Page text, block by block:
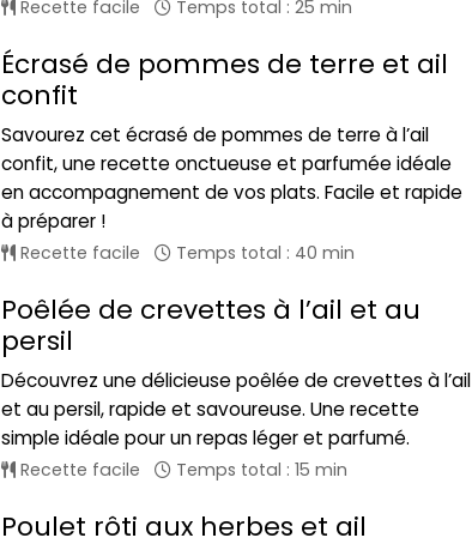
Recette facile Temps total : 25 min
Écrasé de pommes de terre et ail
confit
Savourez cet écrasé de pommes de terre à l’ail
confit, une recette onctueuse et parfumée idéale
en accompagnement de vos plats. Facile et rapide
à préparer !
Recette facile Temps total : 40 min
Poêlée de crevettes à l’ail et au
persil
Découvrez une délicieuse poêlée de crevettes à l’ail
et au persil, rapide et savoureuse. Une recette
simple idéale pour un repas léger et parfumé.
Recette facile Temps total : 15 min
Poulet rôti aux herbes et ail